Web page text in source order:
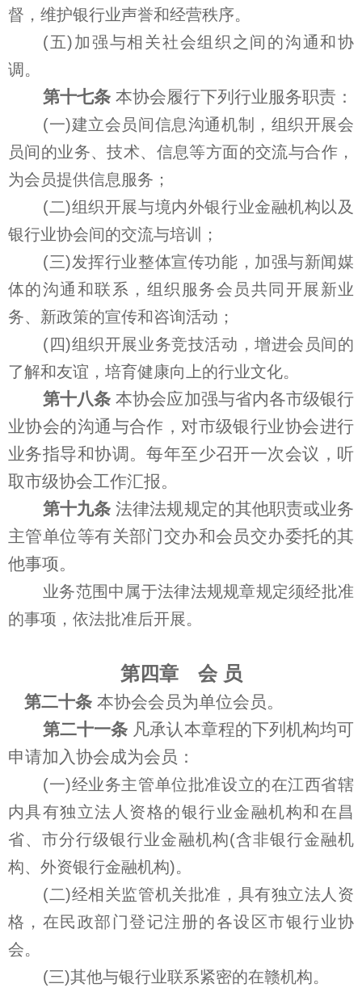
督，维护银行业声誉和经营秩序。
(五)加强与相关社会组织之间的沟通和协
调。
第十七条 本协会履行下列行业服务职责：
(一)建立会员间信息沟通机制，组织开展会
员间的业务、技术、信息等方面的交流与合作，
为会员提供信息服务；
(二)组织开展与境内外银行业金融机构以及
银行业协会间的交流与培训；
(三)发挥行业整体宣传功能，加强与新闻媒
体的沟通和联系，组织服务会员共同开展新业
务、新政策的宣传和咨询活动；
(四)组织开展业务竞技活动，增进会员间的
了解和友谊，培育健康向上的行业文化。
第十八条 本协会应加强与省内各市级银行
业协会的沟通与合作，对市级银行业协会进行
业务指导和协调。每年至少召开一次会议，听
取市级协会工作汇报。
第十九条 法律法规规定的其他职责或业务
主管单位等有关部门交办和会员交办委托的其
他事项。
业务范围中属于法律法规规章规定须经批准
的事项，依法批准后开展。
第四章 会 员
第二十条 本协会会员为单位会员。
第二十一条 凡承认本章程的下列机构均可
申请加入协会成为会员：
(一)经业务主管单位批准设立的在江西省辖
内具有独立法人资格的银行业金融机构和在昌
省、市分行级银行业金融机构(含非银行金融机
构、外资银行金融机构)。
(二)经相关监管机关批准，具有独立法人资
格，在民政部门登记注册的各设区市银行业协
会。
(三)其他与银行业联系紧密的在赣机构。